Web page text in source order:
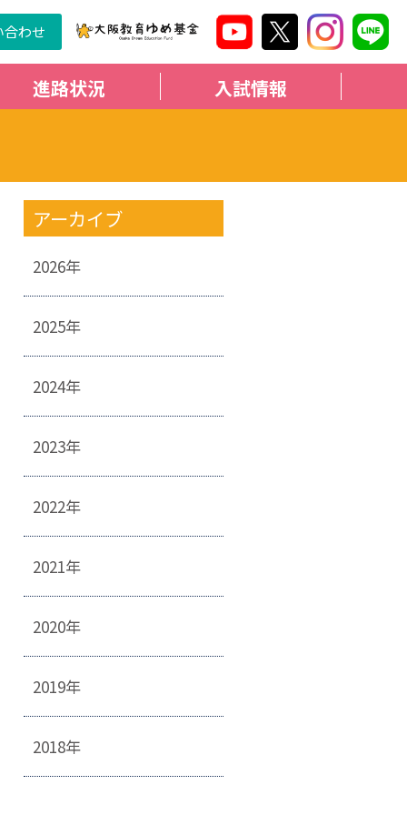
合わせ
進路状況 入試情報
アーカイブ
2026年
2025年
2024年
2023年
2022年
2021年
2020年
2019年
2018年